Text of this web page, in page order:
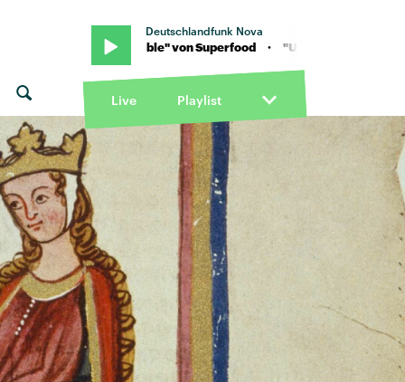
Deutschlandfunk Nova
von Superfood · "Unstoppable" von Superfood
Live Playlist